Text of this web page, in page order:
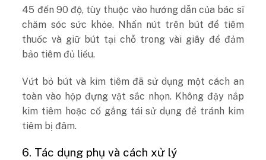
45 đến 90 độ, tùy thuộc vào hướng dẫn của bác sĩ
chăm sóc sức khỏe. Nhấn nút trên bút để tiêm
thuốc và giữ bút tại chỗ trong vài giây để đảm
bảo tiêm đủ liều.
Vứt bỏ bút và kim tiêm đã sử dụng một cách an
toàn vào hộp đựng vật sắc nhọn. Không đậy nắp
kim tiêm hoặc cố gắng tái sử dụng để tránh kim
tiêm bị đâm.
6. Tác dụng phụ và cách xử lý